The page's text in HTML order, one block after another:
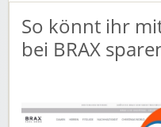
So könnt ihr
bei BRAX